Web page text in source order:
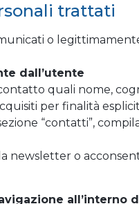
trattati
o
dall’utente
quali nome,
per finalità
“contatti”,
newsletter o
all’interno